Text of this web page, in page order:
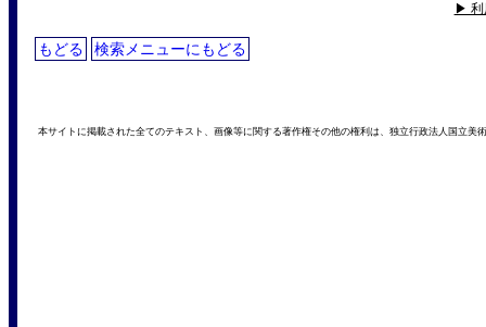
▶ 利
もどる 検索メニューにもどる
本サイトに掲載された全てのテキスト、画像等に関する著作権その他の権利は、独立行政法人国立